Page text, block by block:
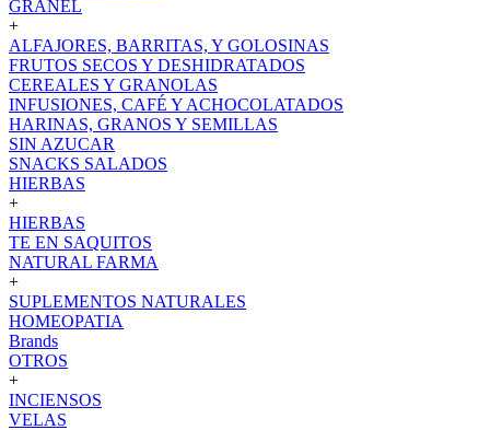
GRANEL
+
ALFAJORES, BARRITAS, Y GOLOSINAS
FRUTOS SECOS Y DESHIDRATADOS
CEREALES Y GRANOLAS
INFUSIONES, CAFÉ Y ACHOCOLATADOS
HARINAS, GRANOS Y SEMILLAS
SIN AZUCAR
SNACKS SALADOS
HIERBAS
+
HIERBAS
TE EN SAQUITOS
NATURAL FARMA
+
SUPLEMENTOS NATURALES
HOMEOPATIA
Brands
OTROS
+
INCIENSOS
VELAS